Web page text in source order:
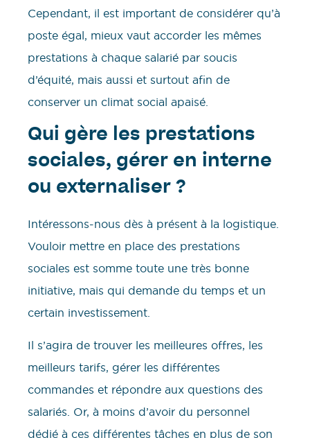
Cependant, il est important de considérer qu’à
poste égal, mieux vaut accorder les mêmes
prestations à chaque salarié par soucis
d’équité, mais aussi et surtout afin de
conserver un climat social apaisé.
Qui gère les prestations
sociales, gérer en interne
ou externaliser ?
Intéressons-nous dès à présent à la logistique.
Vouloir mettre en place des prestations
sociales est somme toute une très bonne
initiative, mais qui demande du temps et un
certain investissement.
Il s’agira de trouver les meilleures offres, les
meilleurs tarifs, gérer les différentes
commandes et répondre aux questions des
salariés. Or, à moins d’avoir du personnel
dédié à ces différentes tâches en plus de son